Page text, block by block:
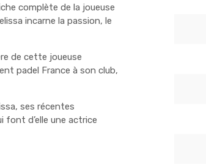
complète de la joueuse
incarne la passion, le
de cette joueuse
padel France à son club,
ses récentes
d’elle une actrice